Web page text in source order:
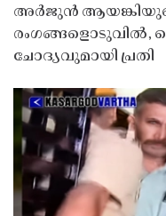
അർജുൻ
രംഗങ്ങളൊടുവിൽ,
ചോദ്യവുമായി പ്രതി